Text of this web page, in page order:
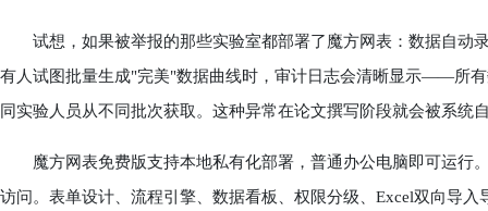
试想，如果被举报的那些实验室都部署了魔方网表：数据自动
有人试图批量生成"完美"数据曲线时，审计日志会清晰显示——所
同实验人员从不同批次获取。这种异常在论文撰写阶段就会被系统
魔方网表免费版支持本地私有化部署，普通办公电脑即可运行
访问。表单设计、流程引擎、数据看板、权限分级、Excel双向导